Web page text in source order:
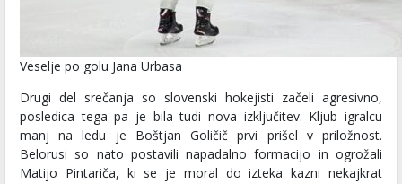
Veselje po golu Jana Urbasa
Drugi del srečanja so slovenski hokejisti začeli agresivno,
posledica tega pa je bila tudi nova izključitev. Kljub igralcu
manj na ledu je Boštjan Goličič prvi prišel v priložnost.
Belorusi so nato postavili napadalno formacijo in ogrožali
Matijo Pintariča, ki se je moral do izteka kazni nekajkrat